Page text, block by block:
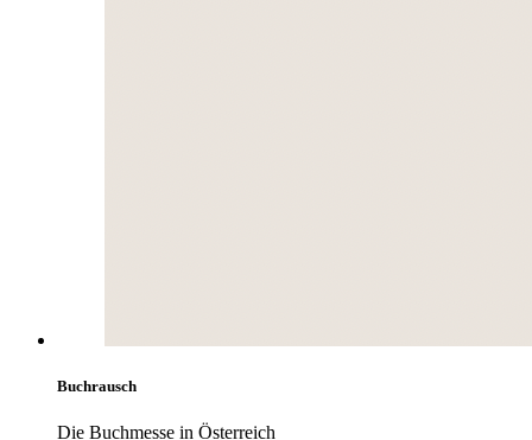
Buchrausch
Die Buchmesse in Österreich